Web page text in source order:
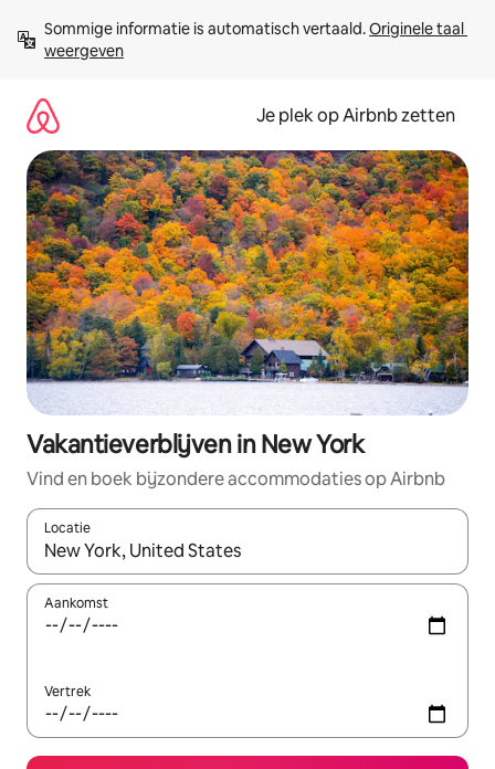
direct
naar
Sommige informatie is automatisch vertaald. Originele taal
weergeven
Je plek op Airbnb zetten
Vakantieverblijven in New York
Vind en boek bijzondere accommodaties op Airbnb
Locatie
Wanneer er resultaten beschikbaar zijn, maak je een keuze
Aankomst
Vertrek